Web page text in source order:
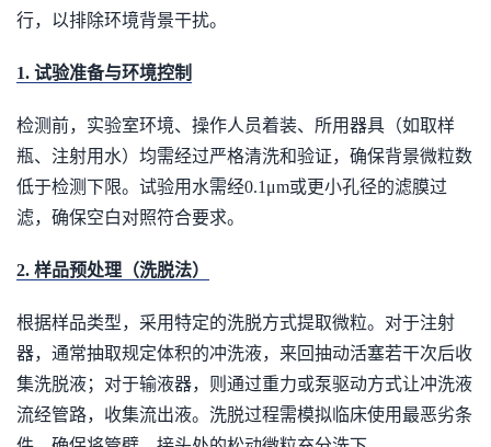
行，以排除环境背景干扰。
1. 试验准备与环境控制
检测前，实验室环境、操作人员着装、所用器具（如取样
瓶、注射用水）均需经过严格清洗和验证，确保背景微粒数
低于检测下限。试验用水需经0.1μm或更小孔径的滤膜过
滤，确保空白对照符合要求。
2. 样品预处理（洗脱法）
根据样品类型，采用特定的洗脱方式提取微粒。对于注射
器，通常抽取规定体积的冲洗液，来回抽动活塞若干次后收
集洗脱液；对于输液器，则通过重力或泵驱动方式让冲洗液
流经管路，收集流出液。洗脱过程需模拟临床使用最恶劣条